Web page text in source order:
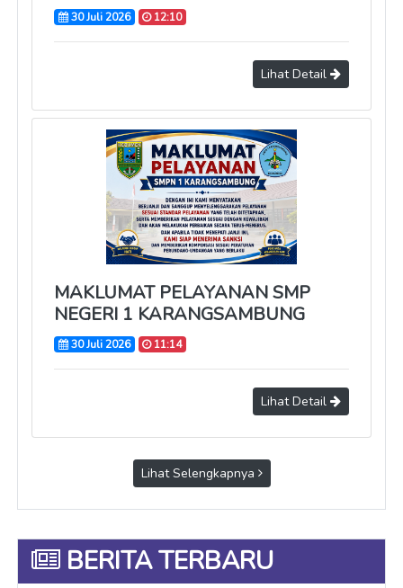
30 Juli 2026 12:10
Lihat Detail
MAKLUMAT PELAYANAN SMP
NEGERI 1 KARANGSAMBUNG
30 Juli 2026 11:14
Lihat Detail
Lihat Selengkapnya
BERITA TERBARU